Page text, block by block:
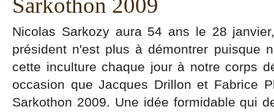
Sarkothon 2009
Nicolas Sarkozy aura 54 ans le 28
président n'est plus à démontrer puisque
cette inculture chaque jour à notre corps
occasion que Jacques Drillon et Fabrice
Sarkothon 2009. Une idée formidable qui